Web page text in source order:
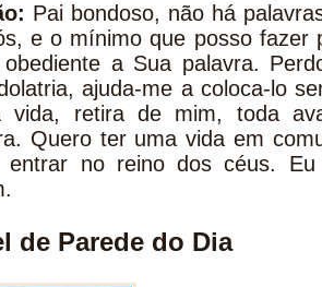
Pai bondoso, não há
e o mínimo que posso fazer
a Sua palavra.
ajuda-me a coloca-lo
vida, retira de mim, toda
Quero ter uma vida em
entrar no reino dos céus.
de Parede do Dia